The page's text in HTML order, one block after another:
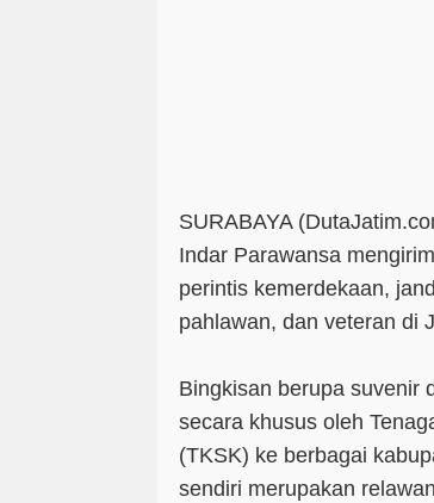
SURABAYA
Indar Parawansa
perintis kemerdekaan,
pahlawan, dan veteran di
Bingkisan berupa suvenir
secara khusus oleh
(TKSK) ke berbagai
sendiri merupakan